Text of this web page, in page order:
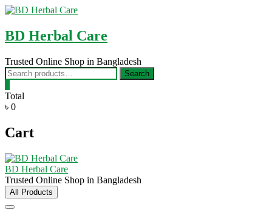
Skip
content
BD Herbal Care
Trusted Online Shop in Bangladesh
Search
for:
Search
Total
৳ 0
Cart
BD Herbal Care
Trusted Online Shop in Bangladesh
All Products